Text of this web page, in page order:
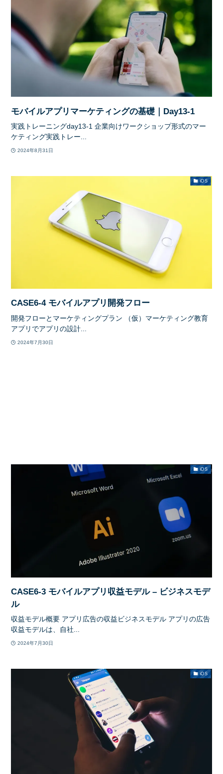
モバイルアプリマーケティングの基礎｜Day13-1
実践トレーニングday13-1 企業向けワークショップ形式のマー
ケティング実践トレー...
2024年8月31日
iOS
CASE6-4 モバイルアプリ開発フロー
開発フローとマーケティングプラン （仮）マーケティング教育
アプリでアプリの設計...
2024年7月30日
iOS
CASE6-3 モバイルアプリ収益モデル – ビジネスモデ
ル
収益モデル概要 アプリ広告の収益ビジネスモデル アプリの広告
収益モデルは、自社...
2024年7月30日
iOS